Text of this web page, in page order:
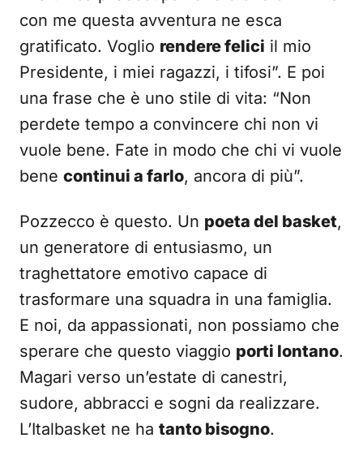
con me questa avventura ne esca
gratificato. Voglio rendere felici il mio
Presidente, i miei ragazzi, i tifosi”. E poi
una frase che è uno stile di vita: “Non
perdete tempo a convincere chi non vi
vuole bene. Fate in modo che chi vi vuole
bene continui a farlo, ancora di più”.
Pozzecco è questo. Un poeta del basket,
un generatore di entusiasmo, un
traghettatore emotivo capace di
trasformare una squadra in una famiglia.
E noi, da appassionati, non possiamo che
sperare che questo viaggio porti lontano.
Magari verso un’estate di canestri,
sudore, abbracci e sogni da realizzare.
L’Italbasket ne ha tanto bisogno.